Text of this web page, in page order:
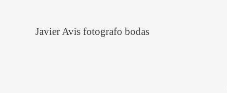
Javier Avis fotografo bodas